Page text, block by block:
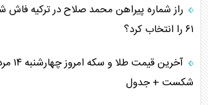
خطای راهبردی ترامپ مقابل برزیل
راز شماره پیراهن محمد صلاح در ترکیه فاش
۶۱ را انتخاب کرد؟
شکست + جدول